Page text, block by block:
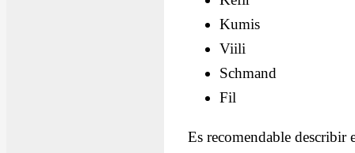
Kumis
Viili
Schmand
Fil
Es recomendable describir